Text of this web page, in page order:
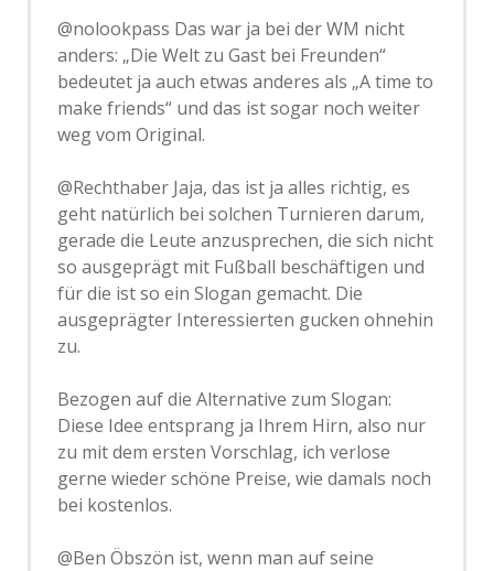
@nolookpass Das war ja bei der WM nicht
anders: „Die Welt zu Gast bei Freunden“
bedeutet ja auch etwas anderes als „A time to
make friends“ und das ist sogar noch weiter
weg vom Original.
@Rechthaber Jaja, das ist ja alles richtig, es
geht natürlich bei solchen Turnieren darum,
gerade die Leute anzusprechen, die sich nicht
so ausgeprägt mit Fußball beschäftigen und
für die ist so ein Slogan gemacht. Die
ausgeprägter Interessierten gucken ohnehin
zu.
Bezogen auf die Alternative zum Slogan:
Diese Idee entsprang ja Ihrem Hirn, also nur
zu mit dem ersten Vorschlag, ich verlose
gerne wieder schöne Preise, wie damals noch
bei kostenlos.
@Ben Öbszön ist, wenn man auf seine